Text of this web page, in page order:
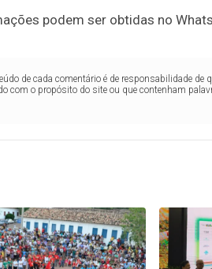
podem ser obtidas no
de cada comentário é de responsabilidade de
com o propósito do site ou que contenham